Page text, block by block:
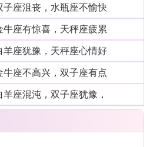
座沮丧，水瓶座不愉快
座有惊喜，天秤座疲累
座犹豫，天秤座心情好
座不高兴，双子座有点
座混沌，双子座犹豫，